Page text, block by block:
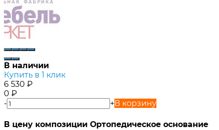
В наличии
Купить в 1 клик
6 530 ₽
0 ₽
-
+В корзину
В цену композиции Ортопедическое основание